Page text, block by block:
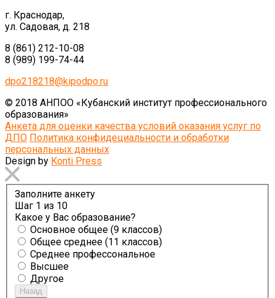
г. Краснодар,
ул. Садовая, д. 218
8 (861) 212-10-08
8 (989) 199-74-44
dpo218218@kipodpo.ru
© 2018 АНПОО «Кубанский институт профессионального
образования»
Анкета для оценки качества условий оказания услуг по
ДПО Политика конфидециальности и обработки
персональных данных
Design by Konti Press
Заполните анкету
Шаг 1 из 10
Какое у Вас образование?
Основное общее (9 классов)
Общее среднее (11 классов)
Среднее профессональное
Высшее
Другое
Назад